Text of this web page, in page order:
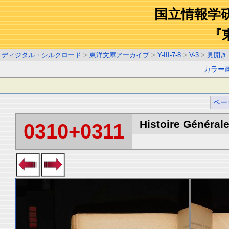
国立情報学
『
ディジタル・シルクロード > 東洋文庫アーカイブ > Y-III-7-8 > V-3 > 見開き
カラー
ペー
0310+0311 Histoire